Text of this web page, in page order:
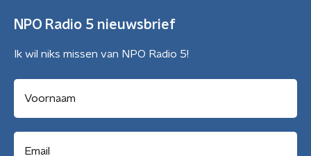
NPO Radio 5 nieuwsbrief
Ik wil niks missen van NPO Radio 5!